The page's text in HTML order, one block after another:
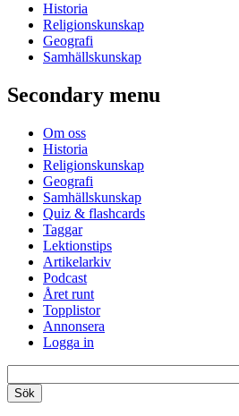
Historia
Religionskunskap
Geografi
Samhällskunskap
Secondary menu
Om oss
Historia
Religionskunskap
Geografi
Samhällskunskap
Quiz & flashcards
Taggar
Lektionstips
Artikelarkiv
Podcast
Året runt
Topplistor
Annonsera
Logga in